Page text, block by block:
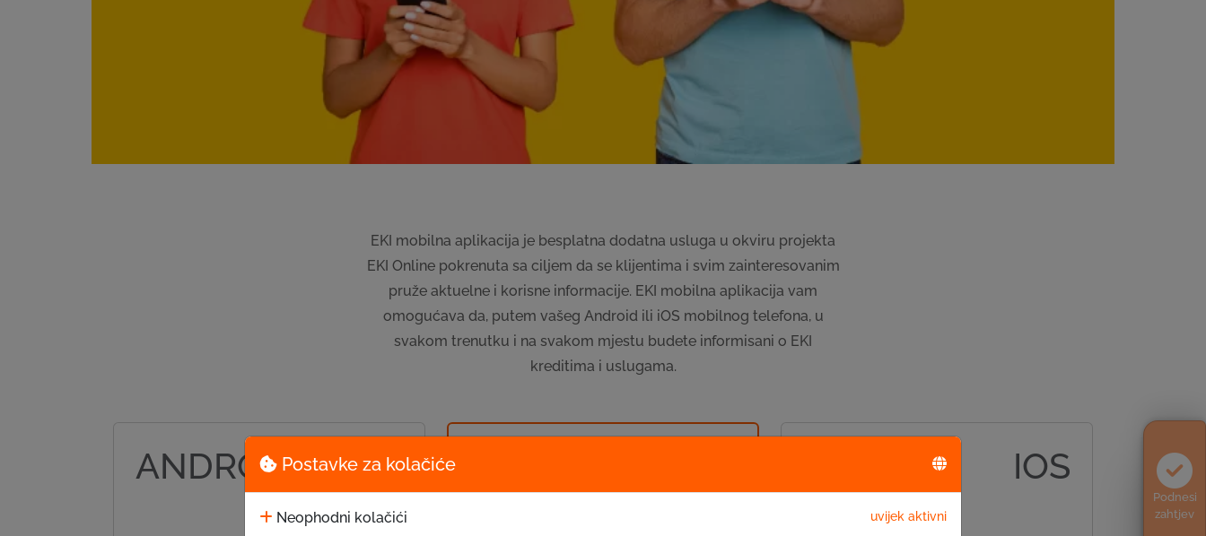
Podnesi
zahtjev
Postavke za kolačiće
Neophodni kolačići uvijek aktivni
EKI mobilna aplikacija je besplatna dodatna usluga u okviru projekta
EKI Online pokrenuta sa ciljem da se klijentima i svim zainteresovanim
pruže aktuelne i korisne informacije. EKI mobilna aplikacija vam
omogućava da, putem vašeg Android ili iOS mobilnog telefona, u
svakom trenutku i na svakom mjestu budete informisani o EKI
kreditima i uslugama.
ANDROID
bilo kom mjestu, u
IOS